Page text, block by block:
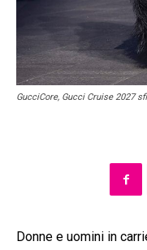
GucciCore, Gucci Cruise 2027
Donne e uomini in